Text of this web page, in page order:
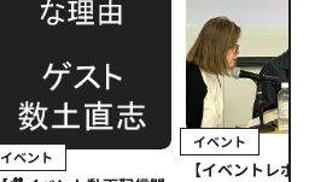
イベント
イベント
【イベントレポ